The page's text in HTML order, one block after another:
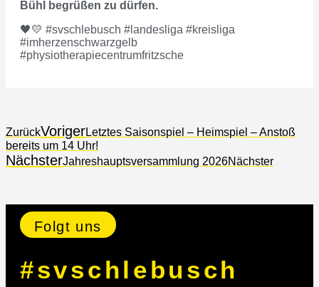
Bühl begrüßen zu dürfen.
🖤💛 #svschlebusch #landesliga #kreisliga
#imherzenschwarzgelb
#physiotherapiecentrumfritzsche
ZurückVorigerLetztes Saisonspiel – Heimspiel – Anstoß
bereits um 14 Uhr!
NächsterJahreshauptsversammlung 2026Nächster
Folgt uns
#svschlebusch